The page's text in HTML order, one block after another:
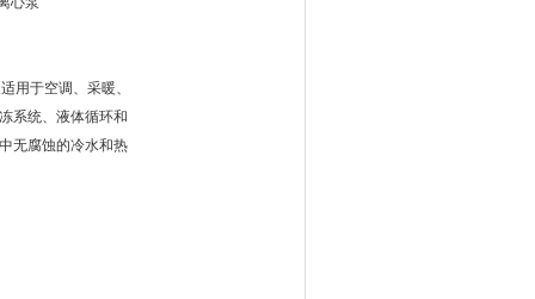
用于空调、采暖、
系统、液体循环和
无腐蚀的冷水和热